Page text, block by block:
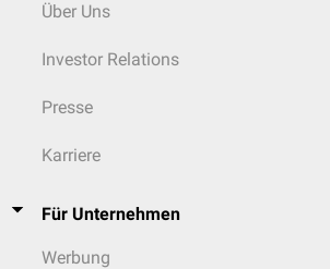
Über Uns
Investor Relations
Presse
Karriere
Für Unternehmen
Werbung